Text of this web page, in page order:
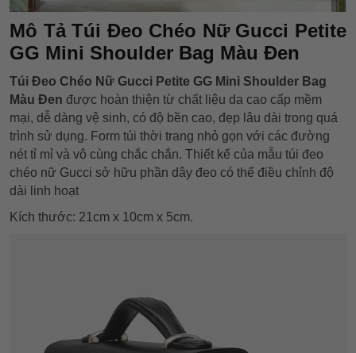
Mô Tả Túi Đeo Chéo Nữ Gucci Petite
GG Mini Shoulder Bag Màu Đen
Túi Đeo Chéo Nữ Gucci Petite GG Mini Shoulder Bag
Màu Đen được hoàn thiện từ chất liệu da cao cấp mềm
mại, dễ dàng vệ sinh, có độ bền cao, đẹp lâu dài trong quá
trình sử dụng. Form túi thời trang nhỏ gọn với các đường
nét tỉ mỉ và vô cùng chắc chắn. Thiết kế của mẫu túi đeo
chéo nữ Gucci sở hữu phần dây đeo có thể điều chỉnh độ
dài linh hoạt
Kích thước: 21cm x 10cm x 5cm.